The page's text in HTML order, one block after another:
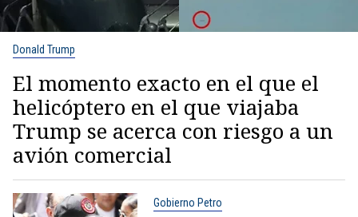
Donald Trump
El momento exacto en el que el
helicóptero en el que viajaba
Trump se acerca con riesgo a un
avión comercial
Gobierno Petro